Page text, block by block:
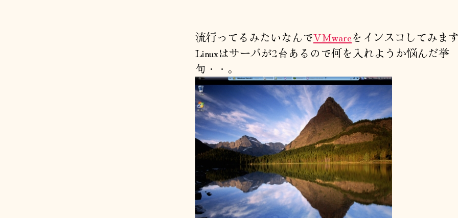
流行ってるみたいなんでVMwareをインスコしてみま
Linuxはサーバが2台あるので何を入れようか悩んだ挙
句・・。